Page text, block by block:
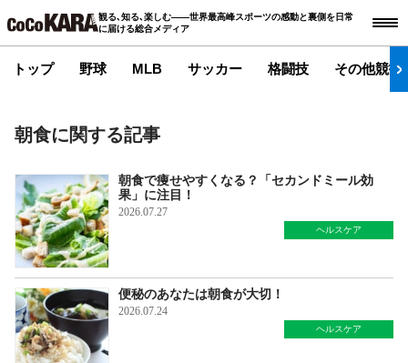
観る､知る､楽しむ――世界最高峰スポーツの感動と裏側を日常
に届ける総合メディア
トップ 野球 MLB サッカー 格闘技 その他競技
朝食に関する記事
朝食で痩せやすくなる？「セカンドミール効
果」に注目！
2026.07.27
ヘルスケア
便秘のあなたは朝食が大切！
2026.07.24
ヘルスケア